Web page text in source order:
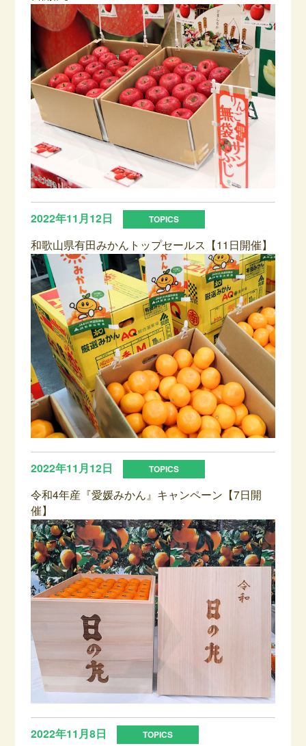
2022年11月12日
和歌山県有田みかんトップセールス【11日開催】
2022年11月12日
令和4年産『愛媛みかん』キャンペーン【7日開
催】
2022年11月8日